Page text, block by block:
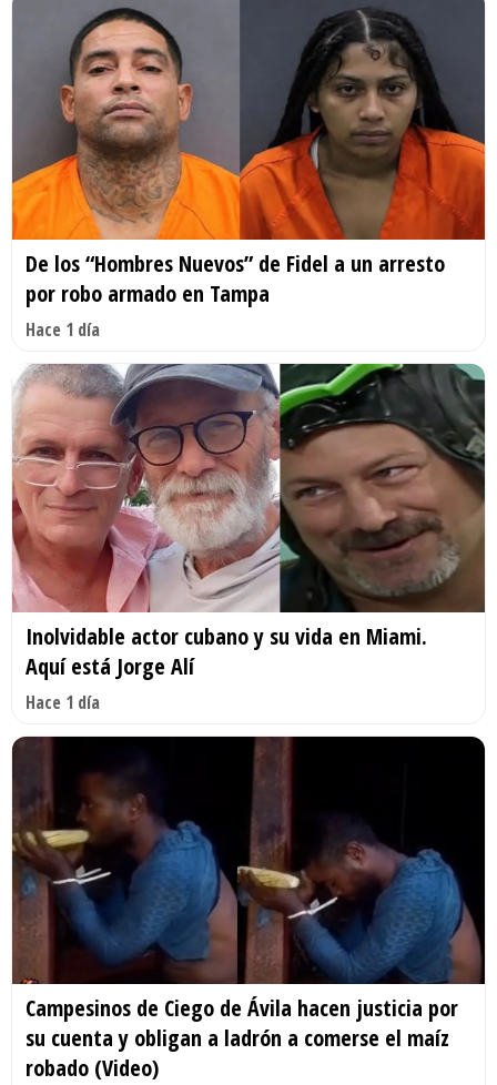
De los “Hombres Nuevos” de Fidel a un arresto
por robo armado en Tampa
Hace 1 día
Inolvidable actor cubano y su vida en Miami.
Aquí está Jorge Alí
Hace 1 día
Campesinos de Ciego de Ávila hacen justicia por
su cuenta y obligan a ladrón a comerse el maíz
robado (Video)